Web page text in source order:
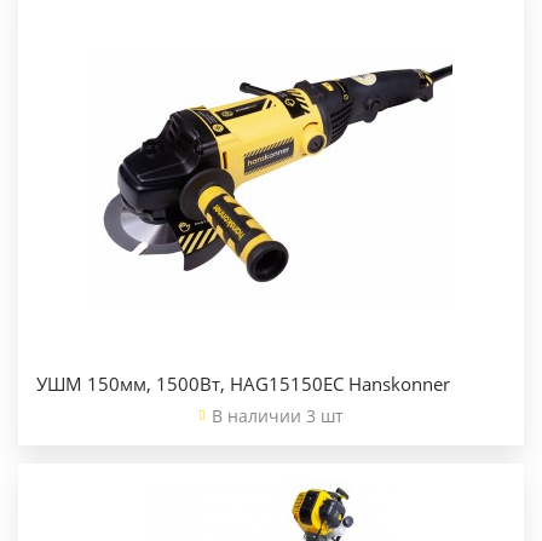
УШМ 150мм, 1500Вт, HAG15150EC Hanskonner
В наличии 3 шт